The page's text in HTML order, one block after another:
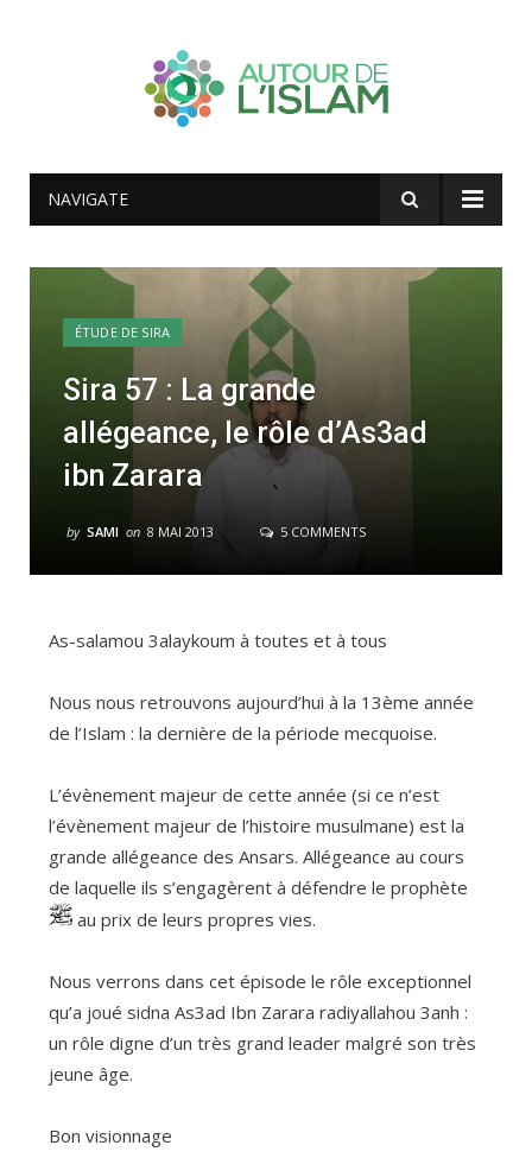
NAVIGATE
ÉTUDE DE SIRA
Sira 57 : La grande
allégeance, le rôle d’As3ad
ibn Zarara
by SAMI on 8 MAI 2013 5 COMMENTS
As-salamou 3alaykoum à toutes et à tous
Nous nous retrouvons aujourd’hui à la 13ème année
de l’Islam : la dernière de la période mecquoise.
L’évènement majeur de cette année (si ce n’est
l’évènement majeur de l’histoire musulmane) est la
grande allégeance des Ansars. Allégeance au cours
de laquelle ils s’engagèrent à défendre le prophète
au prix de leurs propres vies.
Nous verrons dans cet épisode le rôle exceptionnel
qu’a joué sidna As3ad Ibn Zarara radiyallahou 3anh :
un rôle digne d’un très grand leader malgré son très
jeune âge.
Bon visionnage